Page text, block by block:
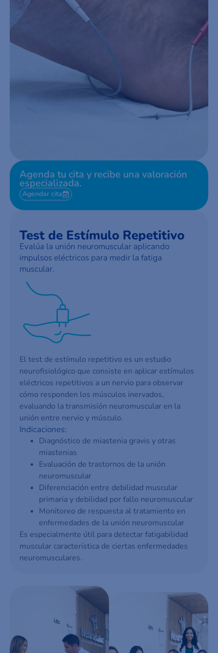
Agenda tu cita y recibe una valoración
especializada.
Agendar cita
Test de Estímulo Repetitivo
Evalúa la unión neuromuscular aplicando
impulsos eléctricos para medir la fatiga
muscular.
El test de estímulo repetitivo es un estudio
neurofisiológico que consiste en aplicar estímulos
eléctricos repetitivos a un nervio para observar
cómo responden los músculos inervados,
evaluando la transmisión neuromuscular en la
unión entre nervio y músculo.
Indicaciones:
Diagnóstico de miastenia gravis y otras
miastenias
Evaluación de trastornos de la unión
neuromuscular
Diferenciación entre debilidad muscular
primaria y debilidad por fallo neuromuscular
Monitoreo de respuesta al tratamiento en
enfermedades de la unión neuromuscular
Es especialmente útil para detectar fatigabilidad
muscular característica de ciertas enfermedades
neuromusculares.